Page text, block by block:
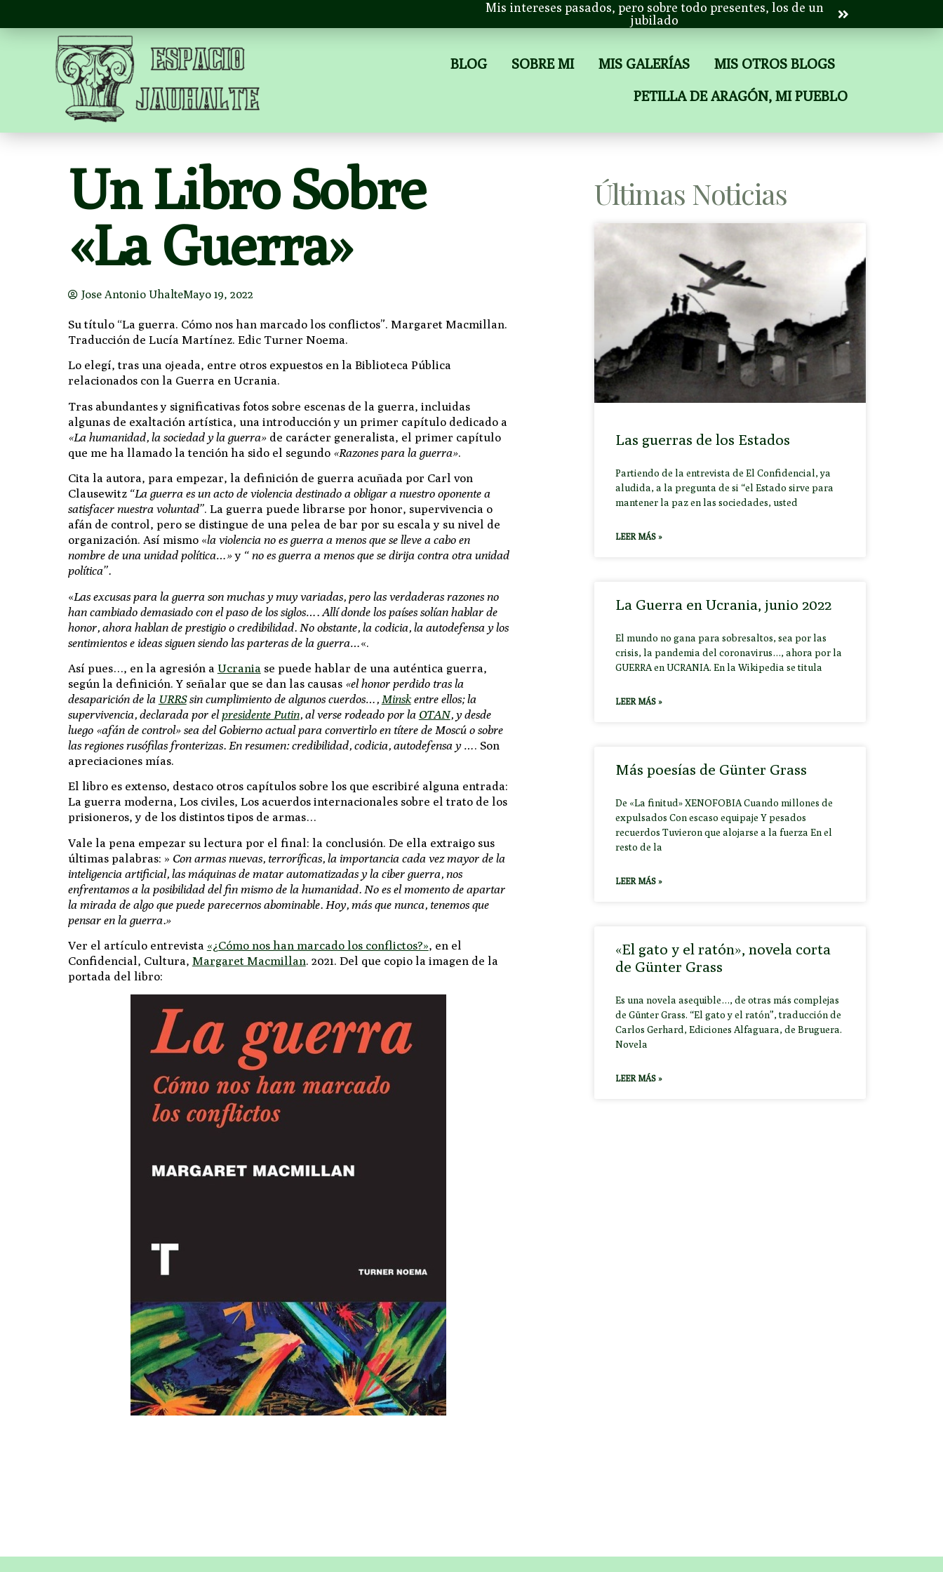
Mis intereses pasados, pero sobre todo presentes, los de un
jubilado
BLOG SOBRE MI MIS GALERÍAS
MIS OTROS BLOGS
PETILLA DE ARAGÓN, MI PUEBLO
Un Libro Sobre
«la Guerra»
Jose Antonio UhalteMayo 19, 2022
Su título “La guerra. Cómo nos han marcado los conflictos”. Margaret Macmillan.
Traducción de Lucía Martínez. Edic Turner Noema.
Lo elegí, tras una ojeada, entre otros expuestos en la Biblioteca Pública
relacionados con la Guerra en Ucrania.
Tras abundantes y significativas fotos sobre escenas de la guerra, incluidas
algunas de exaltación artística, una introducción y un primer capítulo dedicado a
«La humanidad, la sociedad y la guerra»de carácter generalista, el primer capítulo
que me ha llamado la tención ha sido el segundo «Razones para la guerra».
Cita la autora, para empezar, la definición de guerra acuñada por Carl von
Clausewitz “La guerra es un acto de violencia destinado a obligar a nuestro oponente a
satisfacer nuestra voluntad”. La guerra puede librarse por honor, supervivencia o
afán de control, pero se distingue de una pelea de bar por su escala y su nivel de
organización. Así mismo «la violencia no es guerra a menos que se lleve a cabo en
nombre de una unidad política…»y “ no es guerra a menos que se dirija contra otra unidad
política”.
«Las excusas para la guerra son muchas y muy variadas, pero las verdaderas razonesno
han cambiado demasiado con el paso de los siglos…. Allí donde los países solían hablar de
honor, ahora hablan de prestigio o credibilidad. No obstante, la codicia, la autodefensa y los
sentimientos e ideas siguen siendo las parteras de la guerra…«.
Así pues…, en la agresión a Ucraniase puede hablar de una auténtica guerra,
según la definición. Y señalar que se dan las causas «el honor perdido tras la
desaparición de la URRSsin cumplimiento de algunos cuerdos…, Minskentre ellos; la
supervivencia, declarada por elpresidente Putin, al verse rodeado por la OTAN, y desde
luego «afán de control» sea del Gobierno actual para convertirlo en títere de Moscú o sobre
las regiones rusófilas fronterizas. En resumen: credibilidad, codicia, autodefensa y …. Son
apreciaciones mías.
El libro es extenso, destaco otros capítulos sobre los que escribiré alguna entrada:
La guerra moderna, Los civiles, Los acuerdos internacionales sobre el trato de los
prisioneros, y de los distintos tipos de armas…
Vale la pena empezar su lectura por el final: la conclusión. De ella extraigo sus
últimas palabras: » Con armas nuevas, terroríficas, la importancia cada vez mayor de la
inteligencia artificial, las máquinas de matar automatizadas y la ciber guerra, nos
enfrentamos a la posibilidad del fin mismo de la humanidad. No es el momento de apartar
la mirada de algo que puede parecernos abominable. Hoy, más que nunca, tenemos que
pensar en la guerra.»
Ver el artículo entrevista «¿Cómo nos han marcado los conflictos?», en el
Confidencial, Cultura, Margaret Macmillan. 2021. Del que copio la imagen de la
portada del libro:
Últimas Noticias
Las guerras de los Estados
Partiendo de la entrevista de El Confidencial, ya
aludida, a la pregunta de si “el Estado sirve para
mantener la paz en las sociedades, usted
LEER MÁS »
La Guerra en Ucrania, junio 2022
El mundo no gana para sobresaltos, sea por las
crisis, la pandemia del coronavirus…, ahora por la
GUERRA en UCRANIA. En la Wikipedia se titula
LEER MÁS »
Más poesías de Günter Grass
De «La finitud» XENOFOBIA Cuando millones de
expulsados Con escaso equipaje Y pesados
recuerdos Tuvieron que alojarse a la fuerza En el
resto de la
LEER MÁS »
«El gato y el ratón», novela corta
de Günter Grass
Es una novela asequible…, de otras más complejas
de Günter Grass. “El gato y el ratón”, traducción de
Carlos Gerhard, Ediciones Alfaguara, de Bruguera.
Novela
LEER MÁS »